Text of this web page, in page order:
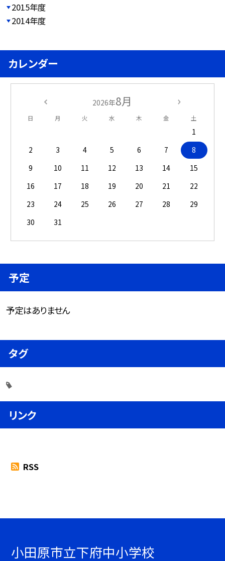
2015年度
2014年度
カレンダー
2026年8月
日 月 火 水 木 金 土
1
2
3 4 5 6 7
8
9
10 11 12 13 14
15
16
17 18 19 20 21
22
23
24 25 26 27 28
29
30
31
予定
予定はありません
タグ
リンク
RSS
小田原市立下府中小学校